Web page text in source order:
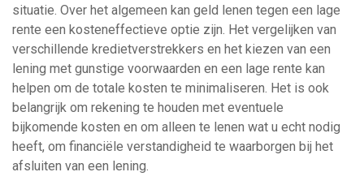
situatie. Over het algemeen kan geld lenen tegen een lage
rente een kosteneffectieve optie zijn. Het vergelijken van
verschillende kredietverstrekkers en het kiezen van een
lening met gunstige voorwaarden en een lage rente kan
helpen om de totale kosten te minimaliseren. Het is ook
belangrijk om rekening te houden met eventuele
bijkomende kosten en om alleen te lenen wat u echt nodig
heeft, om financiële verstandigheid te waarborgen bij het
afsluiten van een lening.